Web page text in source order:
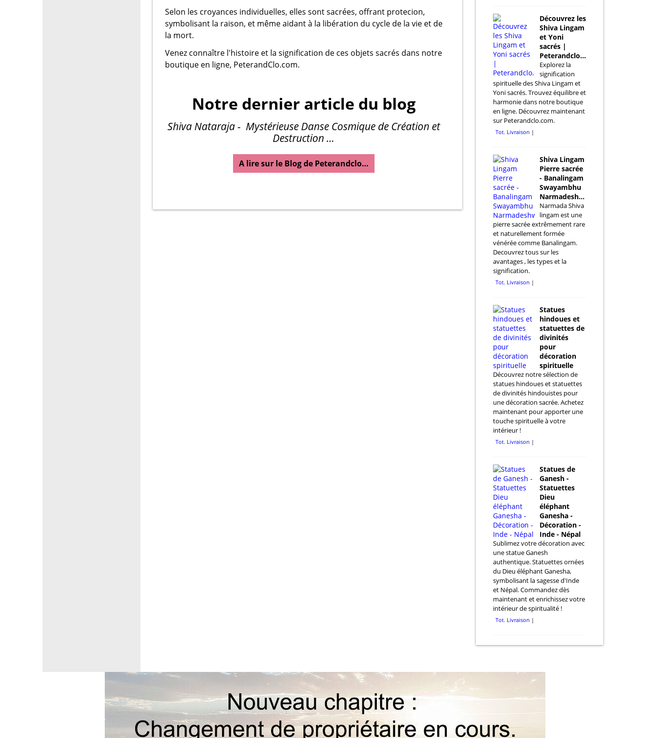
Selon les croyances individuelles, elles sont sacrées, offrant protecion,
symbolisant la raison, et même aidant à la libération du cycle de la vie et de
la mort.
Venez connaître l'histoire et la signification de ces objets sacrés dans notre
boutique en ligne, PeterandClo.com.
Notre dernier article du blog
Shiva Nataraja - Mystérieuse Danse Cosmique de Création et
Destruction …
A lire sur le Blog de Peterandclo…
Découvrez les
Shiva Lingam
et Yoni
sacrés |
Peterandclo.com
Explorez la
signification
spirituelle des Shiva Lingam et
Yoni sacrés. Trouvez équilibre et
harmonie dans notre boutique
en ligne. Découvrez maintenant
sur Peterandclo.com.
Tot. Livraison
Shiva Lingam
Pierre sacrée
- Banalingam
Swayambhu
Narmadeshwa
Narmada Shiva
lingam est une
pierre sacrée extrêmement rare
et naturellement formée
vénérée comme Banalingam.
Decouvrez tous sur les
avantages , les types et la
signification.
Tot. Livraison
Statues
hindoues et
statuettes de
divinités
pour
décoration
spirituelle
Découvrez notre sélection de
statues hindoues et statuettes
de divinités hindouistes pour
une décoration sacrée. Achetez
maintenant pour apporter une
touche spirituelle à votre
intérieur !
Tot. Livraison
Statues de
Ganesh -
Statuettes
Dieu
éléphant
Ganesha -
Décoration -
Inde - Népal
Sublimez votre décoration avec
une statue Ganesh
authentique. Statuettes ornées
du Dieu éléphant Ganesha,
symbolisant la sagesse d'Inde
et Népal. Commandez dès
maintenant et enrichissez votre
intérieur de spiritualité !
Tot. Livraison